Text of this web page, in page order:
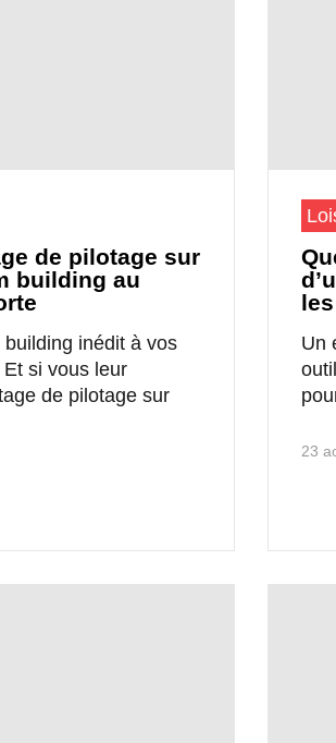
de pilotage sur
building au
inédit à vos
si vous leur
de pilotage sur
Un
23